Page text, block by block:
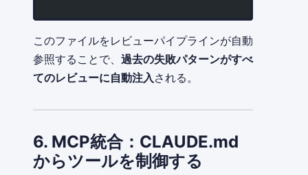
このファイルをレビューパイプラインが自動
参照することで、 過去の失敗パターンがすべ
てのレビューに自動注入 される。
6. MCP統合：CLAUDE.md
からツールを制御する